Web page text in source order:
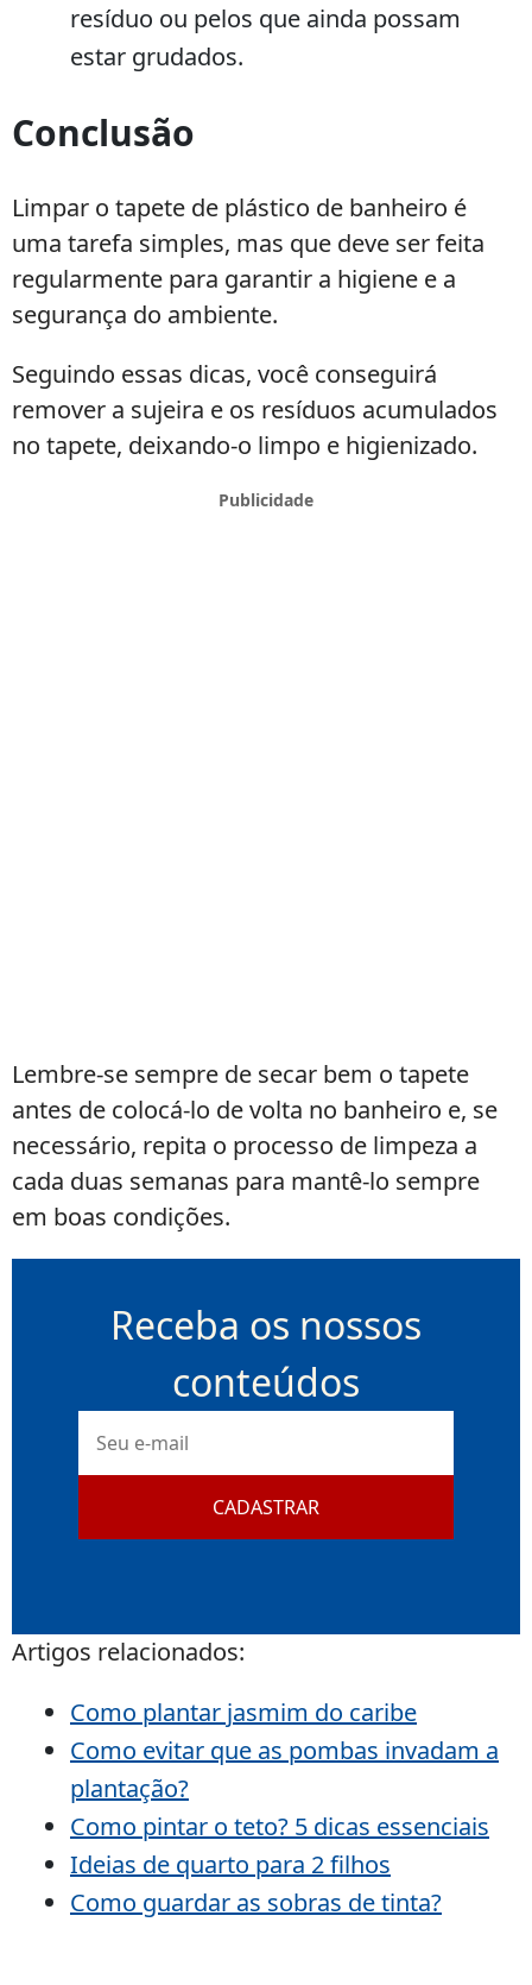
resíduo ou pelos que ainda possam
estar grudados.
Conclusão
Limpar o tapete de plástico de banheiro é
uma tarefa simples, mas que deve ser feita
regularmente para garantir a higiene e a
segurança do ambiente.
Seguindo essas dicas, você conseguirá
remover a sujeira e os resíduos acumulados
no tapete, deixando-o limpo e higienizado.
Lembre-se sempre de secar bem o tapete
antes de colocá-lo de volta no banheiro e, se
necessário, repita o processo de limpeza a
cada duas semanas para mantê-lo sempre
em boas condições.
Receba os nossos
conteúdos
mail
CADASTRAR
Artigos relacionados:
Como plantar jasmim do caribe
Como evitar que as pombas invadam a
plantação?
Como pintar o teto? 5 dicas essenciais
Ideias de quarto para 2 filhos
Como guardar as sobras de tinta?